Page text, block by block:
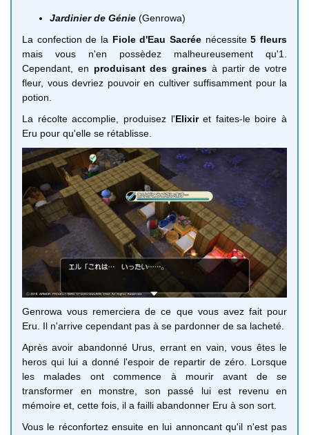
Jardinier de Génie (Genrowa)
La confection de la Fiole d'Eau Sacrée nécessite5 fleurs
mais vous n'en possèdez malheureusement qu'1.
Cependant, en produisant des graines à partir de votre
fleur, vous devriez pouvoir en cultiver suffisamment pour la
potion.
La récolte accomplie, produisez l'Elixiret faites-le boire à
Eru pour qu'elle se rétablisse.
Genrowa vous remerciera de ce que vous avez fait pour
Eru. Il n'arrive cependant pas à se pardonner de sa lacheté.
Après avoir abandonné Urus, errant en vain, vous êtes le
heros qui lui a donné l'espoir de repartir de zéro. Lorsque
les malades ont commence à mourir avant de se
transformer en monstre, son passé lui est revenu en
mémoire et, cette fois, il a failli abandonner Eru à son sort.
Vous le réconfortez ensuite en lui annoncant qu'il n'est pas